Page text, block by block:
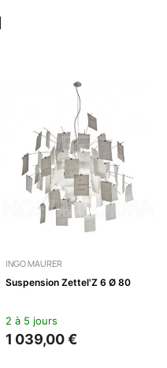
INGO MAURER
Suspension Zettel'Z 6 Ø 80
2 à 5 jours
1 039,00 €